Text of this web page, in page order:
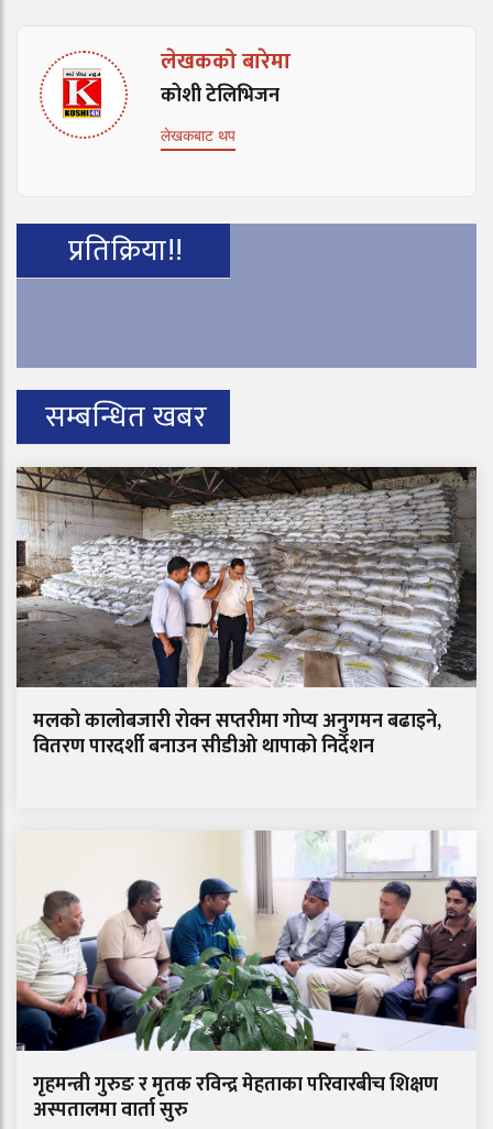
लेखकको बारेमा
कोशी टेलिभिजन
लेखकबाट थप
प्रतिक्रिया!!
सम्बन्धित खबर
मलको कालोबजारी रोक्न सप्तरीमा गोप्य अनुगमन बढाइने,
वितरण पारदर्शी बनाउन सीडीओ थापाको निर्देशन
गृहमन्त्री गुरुङ र मृतक रविन्द्र मेहताका परिवारबीच शिक्षण
अस्पतालमा वार्ता सुरु